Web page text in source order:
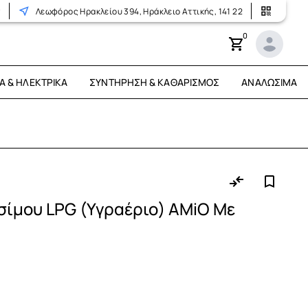
Λεωφόρος Ηρακλείου 394, Ηράκλειο Αττικής, 141 22
0
& ΗΛΕΚΤΡΙΚΆ ΣΥΝΤΉΡΗΣΗ & ΚΑΘΑΡΙΣΜΌΣ ΑΝΑΛΏΣΙΜΑ
LPG (Υγραέριο) AMiO Με